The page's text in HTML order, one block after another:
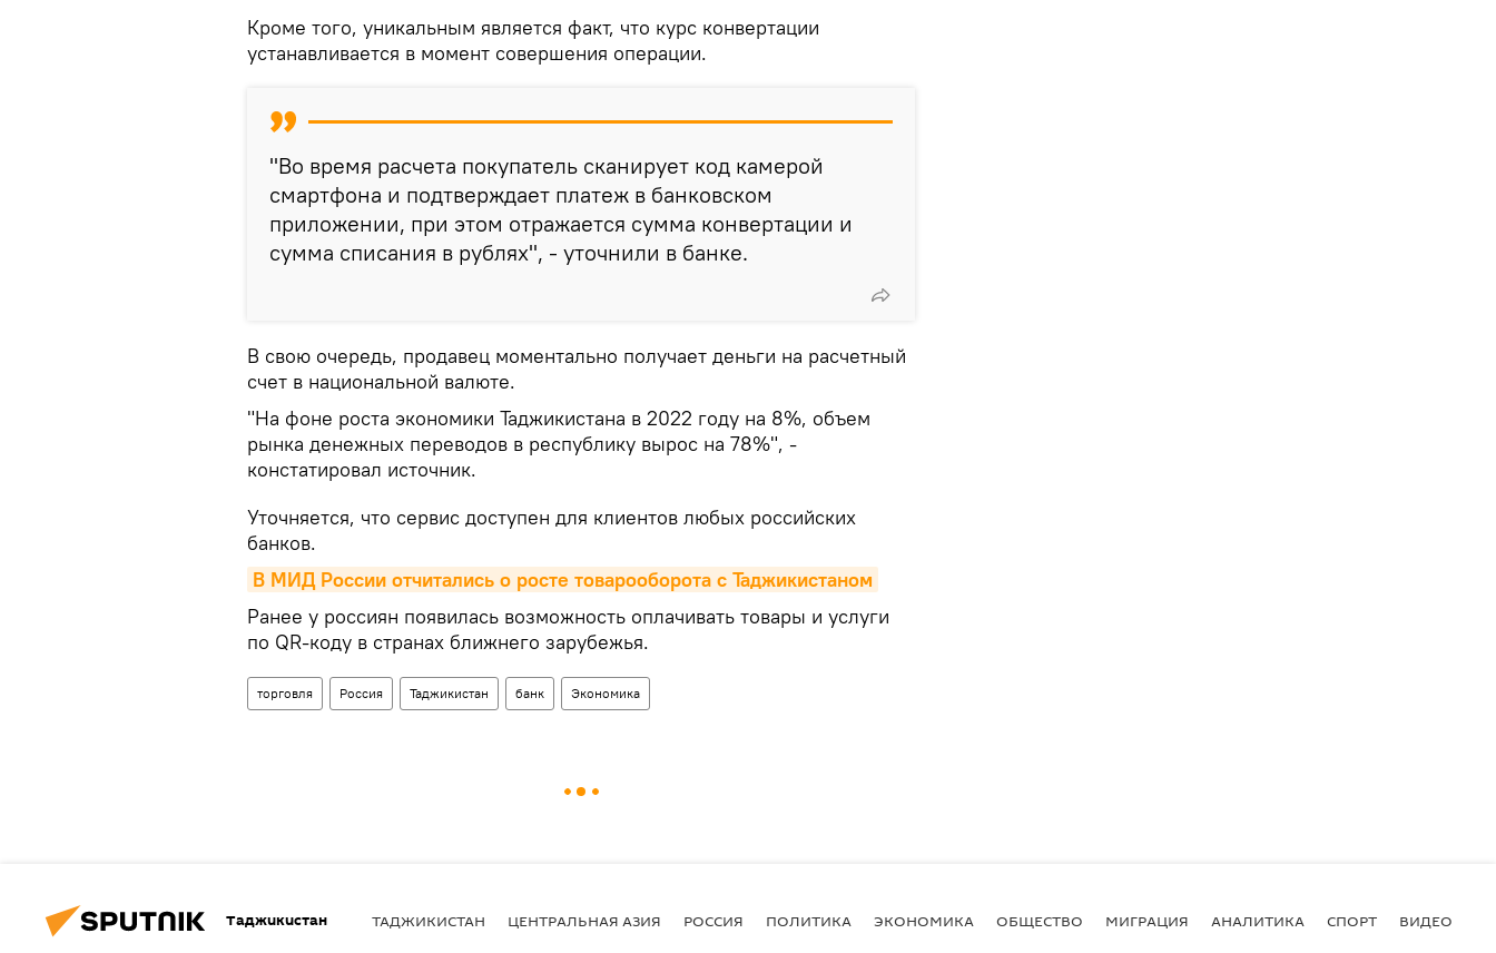
Кроме того, уникальным является факт, что курс конвертации
устанавливается в момент совершения операции.
"Во время расчета покупатель сканирует код камерой
смартфона и подтверждает платеж в банковском
приложении, при этом отражается сумма конвертации и
сумма списания в рублях", - уточнили в банке.
В свою очередь, продавец моментально получает деньги на расчетный
счет в национальной валюте.
"На фоне роста экономики Таджикистана в 2022 году на 8%, объем
рынка денежных переводов в республику вырос на 78%", -
констатировал источник.
Уточняется, что сервис доступен для клиентов любых российских
банков.
В МИД России отчитались о росте товарооборота с Таджикистаном
Ранее у россиян появилась возможность оплачивать товары и услуги
по QR-коду в странах ближнего зарубежья.
торговля Россия Таджикистан банк Экономика
Таджикистан ТАДЖИКИСТАН ЦЕНТРАЛЬНАЯ АЗИЯ РОССИЯ ПОЛИТИКА ЭКОНОМИКА ОБЩЕСТВО МИГРАЦИЯ АНАЛИТИКА СПОРТ ВИДЕО